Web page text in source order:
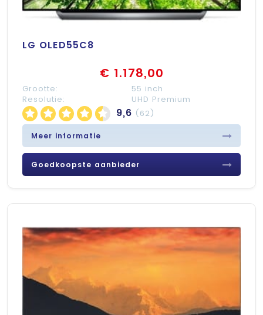
LG OLED55C8
€ 1.178,00
Grootte:
55 inch
Resolutie:
UHD Premium
9,6 (62)
Meer informatie
Goedkoopste aanbieder